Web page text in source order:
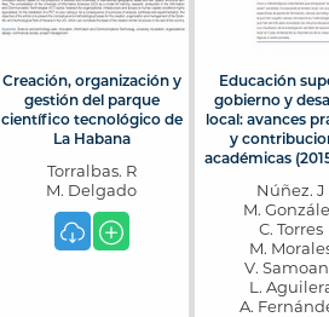
Creación, organización y
gestión del parque
científico tecnológico de
La Habana
Torralbas. R
M. Delgado
Educación
gobierno y
local: avances
y
académicas
Núñez. J
M.
C. Torres
M.
V.
L.
A.